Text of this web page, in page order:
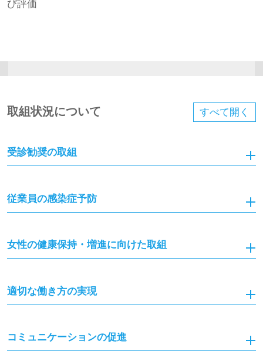
び評価
すべて 開く
取組状況について
受診勧奨の取組
従業員の感染症予防
女性の健康保持・増進に向けた取組
適切な働き方の実現
コミュニケーションの促進